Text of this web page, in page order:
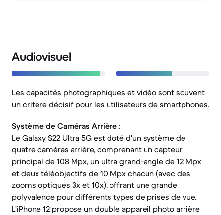
Audiovisuel
Les capacités photographiques et vidéo sont souvent
un critère décisif pour les utilisateurs de smartphones.
Système de Caméras Arrière :
Le Galaxy S22 Ultra 5G est doté d'un système de
quatre caméras arrière, comprenant un capteur
principal de 108 Mpx, un ultra grand-angle de 12 Mpx
et deux téléobjectifs de 10 Mpx chacun (avec des
zooms optiques 3x et 10x), offrant une grande
polyvalence pour différents types de prises de vue.
L'iPhone 12 propose un double appareil photo arrière